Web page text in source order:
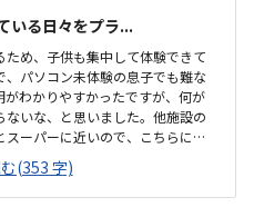
いる日々をプラ...
め、子供も集中して体験できて
、パソコン未体験の息子でも難な
わかりやすかったですが、何が
いな、と思いました。他施設の
ーパーに近いので、こちらに決
初めて座れて嬉しかったようで
楽しめるところが、息子には合
象ですが、自宅のパソコンから
(353 字)